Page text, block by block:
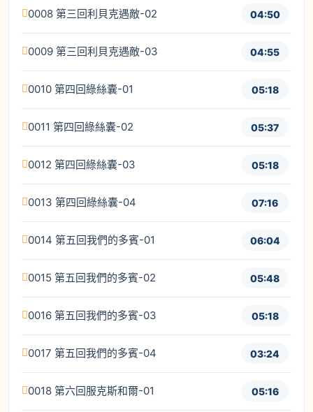
0008 第三回利貝克遇敵-02 04:50
0009 第三回利貝克遇敵-03 04:55
0010 第四回綠絲囊-01 05:18
0011 第四回綠絲囊-02 05:37
0012 第四回綠絲囊-03 05:18
0013 第四回綠絲囊-04 07:16
0014 第五回我們的多賓-01 06:04
0015 第五回我們的多賓-02 05:48
0016 第五回我們的多賓-03 05:18
0017 第五回我們的多賓-04 03:24
0018 第六回服克斯和爾-01 05:16